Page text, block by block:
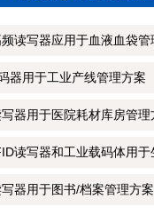
读写器应用于血液血袋管
器用于工业产线管理方案
器用于医院耗材库房管理
读写器和工业载码体用于
器用于图书/档案管理方案